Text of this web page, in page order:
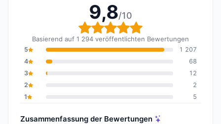
9,8/10
Gesamtbewertung: 9,8
Basierend auf 1 294 veröffentlichten Bewertungen
5
1 207
4
68
3
12
2
2
1
5
Zusammenfassung der Bewertungen